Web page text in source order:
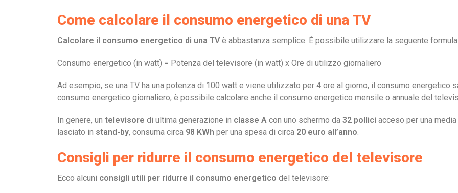
Come calcolare il consumo energetico di una TV
Calcolare il consumo energetico di una TV è abbastanza semplice. È possibile utilizzare la seguente formula:
Consumo energetico (in watt) = Potenza del televisore (in watt) x Ore di utilizzo giornaliero
Ad esempio, se una TV ha una potenza di 100 watt e viene utilizzato per 4 ore al giorno, il consumo energetico
consumo energetico giornaliero, è possibile calcolare anche il consumo energetico mensile o annuale del
In genere, un televisore di ultima generazione in classe A con uno schermo da 32 pollici acceso per una media
lasciato in stand-by, consuma circa 98 KWh per una spesa di circa 20 euro all’anno.
Consigli per ridurre il consumo energetico del televisore
Ecco alcuni consigli utili per ridurre il consumo energetico del televisore: